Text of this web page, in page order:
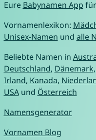
Eure Babynamen App für
Vornamenlexikon:
Unisex-Namen und alle
Beliebte Namen in
Deutschland, Dänemark,
Irland, Kanada,
USAund Österreich
Namensgenerator
Vornamen Blog